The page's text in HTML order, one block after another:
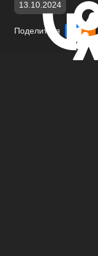
13.10.2024
Поделиться